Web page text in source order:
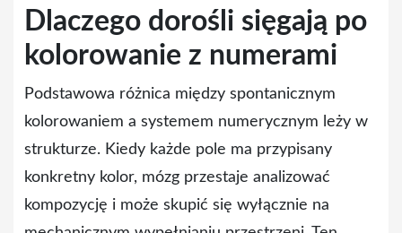
Dlaczego dorośli sięgają po
kolorowanie z numerami
Podstawowa różnica między spontanicznym
kolorowaniem a systemem numerycznym leży w
strukturze. Kiedy każde pole ma przypisany
konkretny kolor, mózg przestaje analizować
kompozycję i może skupić się wyłącznie na